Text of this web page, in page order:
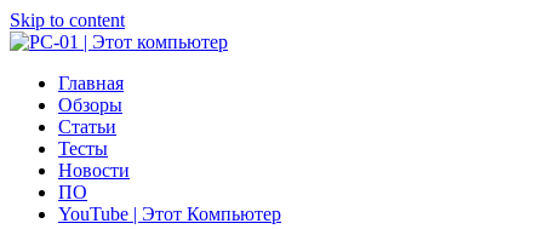
Skip to content
PC-01 | Этот компьютер
Компьютерные новости
Главная
Обзоры
Статьи
Тесты
Новости
ПО
YouTube | Этот Компьютер